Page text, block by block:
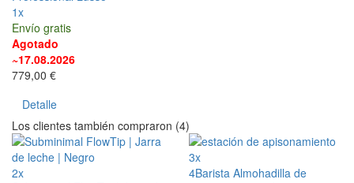
1x
Envío gratis
Agotado
~17.08.2026
779,00 €
Detalle
Los clientes también compraron (4)
2x
3x
4Barista Almohadilla de